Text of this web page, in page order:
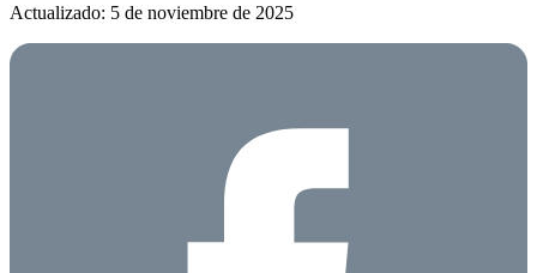
Actualizado: 5 de noviembre de 2025